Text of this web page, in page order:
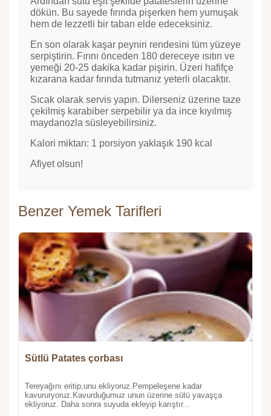
dökün. Bu sayede fırında pişerken hem yumuşak
hem de lezzetli bir taban elde edeceksiniz.
En son olarak kaşar peyniri rendesini tüm yüzeye
serpiştirin. Fırını önceden 180 dereceye ısıtın ve
yemeği 20-25 dakika kadar pişirin. Üzeri hafifçe
kızarana kadar fırında tutmanız yeterli olacaktır.
Sıcak olarak servis yapın. Dilerseniz üzerine taze
çekilmiş karabiber serpebilir ya da ince kıyılmış
maydanozla süsleyebilirsiniz.
Kalori miktarı: 1 porsiyon yaklaşık 190 kcal
Afiyet olsun!
Benzer Yemek Tarifleri
Sütlü Patates çorbası
Tereyağını eritip,unu ekliyoruz.Pempeleşene kadar
kavururyoruz.Kavurduğumuz unun üzerine sütü yavaşça
ekliyoruz. Daha sonra suyuda ekleyip karıştır...